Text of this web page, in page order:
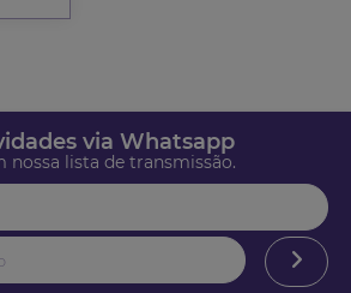
via Whatsapp
nossa lista de transmissão.